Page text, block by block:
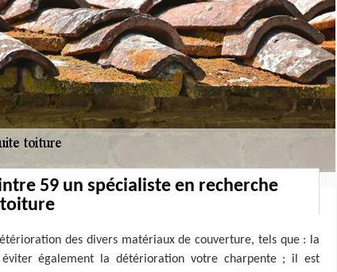
59 un spécialiste en recherche
des divers matériaux de couverture, tels que : la
également la détérioration votre charpente ; il est